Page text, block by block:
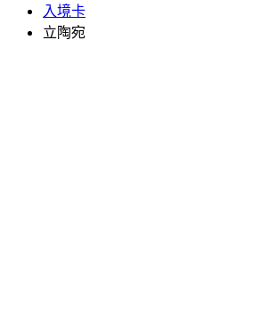
入境卡
立陶宛